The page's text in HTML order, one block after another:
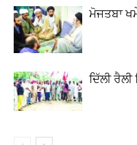
ਮੋਜਤਬਾ
ਦਿੱਲੀ